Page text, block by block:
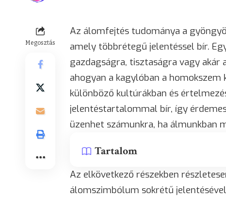
Megosztás
Az álomfejtés tudománya a
amely többrétegű jelentéssel bír.
gazdagságra, tisztaságra vagy akár
ahogyan a kagylóban a
különböző kultúrákban és
jelentéstartalommal bír, így
üzenhet számunkra, ha álmunkban
Tartalom
Az elkövetkező részekben
álomszimbólum sokrétű